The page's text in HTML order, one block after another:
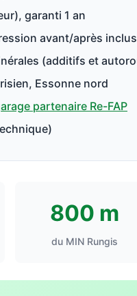
garanti 1 an
avant/après inclus
(additifs et
Essonne nord
partenaire Re-FAP
800 m
du MIN Rungis